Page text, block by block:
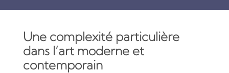
Une complexité particulière
dans l’art moderne et
contemporain